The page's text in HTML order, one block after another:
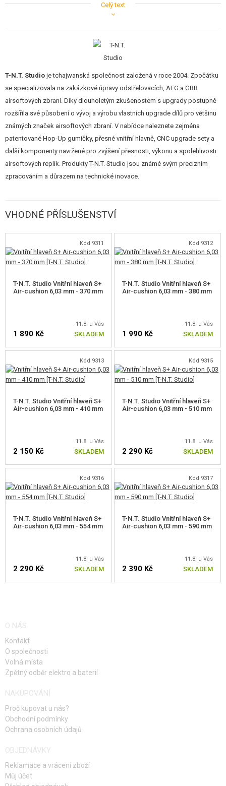
s různými typy přítlaků
(nejprve si ověřte, jaká typ / rozměr přítlaku je vhodný pro vaší vnitřní
Velmi dobréutěsnění.
Odolný materiál proti opotřebení = delší životnost
Snadná instalace a velmi dobrý výkon.
silikonová v tvrdosti 60° / 70°.
Silikonový materiál je méně ovlivňován teplotou.
Obsah balení
FLAT-HOP AEG silikonová gumička 70°
T-NUB (přítlak)
Celý text
T-N.T. Studio je tchajwanská společnost založená v roce 2004. Zpočátku
se specializovala na zakázkové úpravy odstřelovacích, AEG a GBB
airsoftových zbraní. Díky dlouholetým zkušenostem s upgrady postupně
rozšířila své působení o vývoj a výrobu vlastních upgrade dílů pro většinu
známých značek airsoftových zbraní. V nabídce naleznete zejména
patentované Hop-Up gumičky, přesné vnitřní hlavně, CNC upgrade sety a
další komponenty navržené pro zvýšení přesnosti, výkonu a spolehlivosti
airsoftových replik. Produkty T-N.T. Studio jsou známé svým precizním
zpracováním a důrazem na technické inovace.
VHODNÉ PŘÍSLUŠENSTVÍ
Kód 9311
T-N.T. Studio Vnitřní hlaveň S+
Air-cushion 6,03 mm - 370 mm
11.8. u Vás
1 890 Kč SKLADEM
Kód 9312
T-N.T. Studio Vnitřní hlaveň S+
Air-cushion 6,03 mm - 380 mm
11.8. u Vás
1 990 Kč SKLADEM
Kód 9313
T-N.T. Studio Vnitřní hlaveň S+
Air-cushion 6,03 mm - 410 mm
11.8. u Vás
2 150 Kč SKLADEM
Kód 9315
T-N.T. Studio Vnitřní hlaveň S+
Air-cushion 6,03 mm - 510 mm
11.8. u Vás
2 290 Kč SKLADEM
Kód 9316
T-N.T. Studio Vnitřní hlaveň S+
Air-cushion 6,03 mm - 554 mm
11.8. u Vás
2 290 Kč SKLADEM
Kód 9317
T-N.T. Studio Vnitřní hlaveň S+
Air-cushion 6,03 mm - 590 mm
11.8. u Vás
2 390 Kč SKLADEM
O NÁS
Kontakt
O společnosti
Volná místa
Zpětný odběr elektro a baterií
NAKUPOVÁNÍ
Proč kupovat u nás?
Obchodní podmínky
Ochrana osobních údajů
OBJEDNÁVKY
Reklamace a vrácení zboží
Můj účet